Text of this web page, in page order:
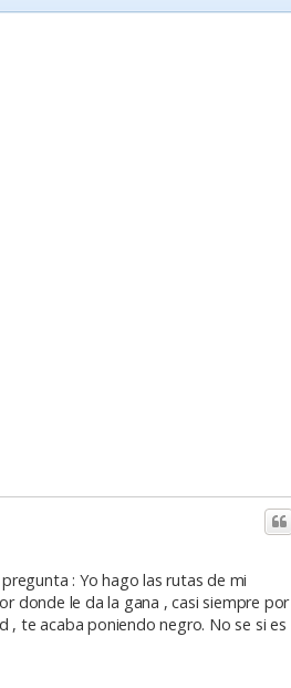
: Yo hago las rutas de mi
donde le da la gana , casi siempre por
, te acaba poniendo negro. No se si es